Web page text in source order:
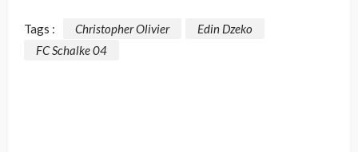
Tags : Christopher Olivier
Edin Dzeko
FC Schalke 04